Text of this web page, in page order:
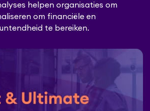
helpen organisaties om
om financiële en
te bereiken.